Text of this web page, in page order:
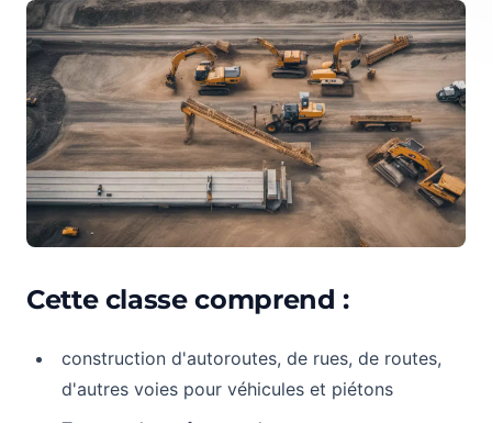
Cette classe comprend :
construction d'autoroutes, de rues, de routes,
d'autres voies pour véhicules et piétons